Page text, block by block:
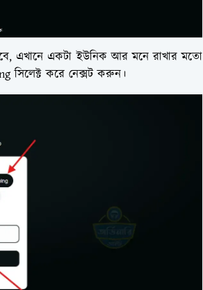
এখানে একটা ইউনিক আর মনে রাখার মতো
সিলেক্ট করে নেক্সট করুন।